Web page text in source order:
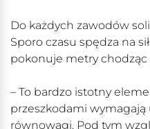
Do każdych zawodów
Sporo czasu spędza na
pokonuje metry chodząc
– To bardzo istotny
przeszkodami
równowagi. Pod tym